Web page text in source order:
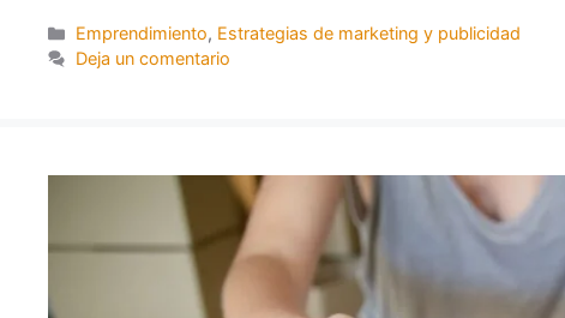
Emprendimiento, Estrategias de marketing y publicidad
Deja un comentario